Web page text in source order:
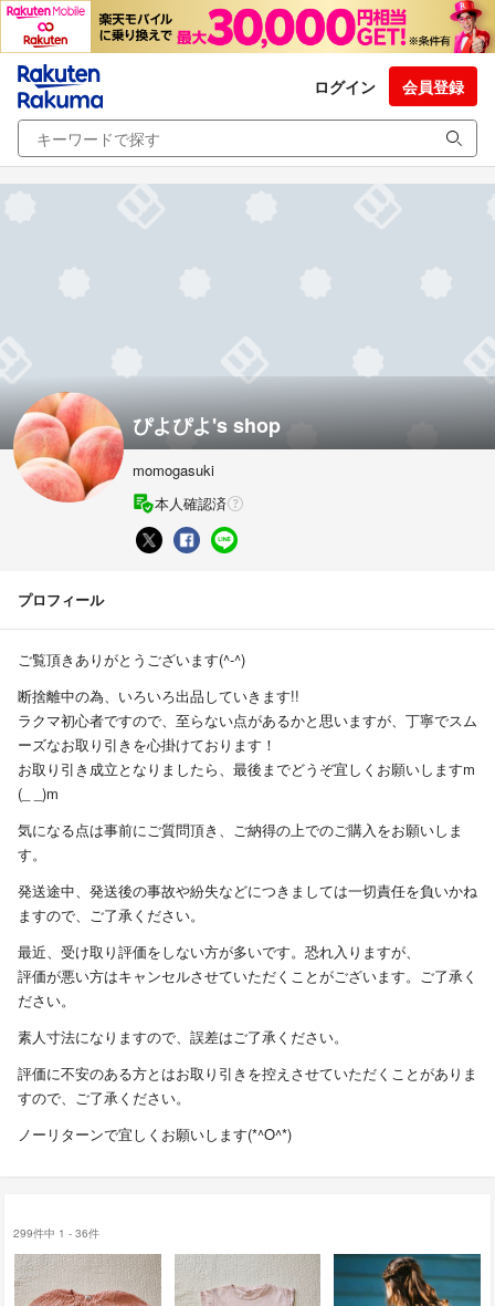
ログイン 会員登録
ぴよぴよ's shop
momogasuki
本人確認済
プロフィール
ご覧頂きありがとうございます(^-^)
断捨離中の為、いろいろ出品していきます!!
ラクマ初心者ですので、至らない点があるかと思いますが、丁寧でスム
ーズなお取り引きを心掛けております！
お取り引き成立となりましたら、最後までどうぞ宜しくお願いしますm
(_ _)m
気になる点は事前にご質問頂き、ご納得の上でのご購入をお願いしま
す。
発送途中、発送後の事故や紛失などにつきましては一切責任を負いかね
ますので、ご了承ください。
最近、受け取り評価をしない方が多いです。恐れ入りますが、
評価が悪い方はキャンセルさせていただくことがございます。ご了承く
ださい。
素人寸法になりますので、誤差はご了承ください。
評価に不安のある方とはお取り引きを控えさせていただくことがありま
すので、ご了承ください。
ノーリターンで宜しくお願いします(*^O^*)
299件中 1 - 36件